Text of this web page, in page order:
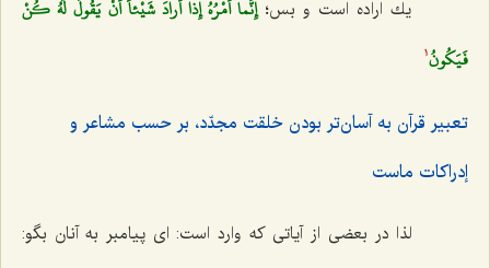
یك اراده است و بس؛ إِنَّما أَمْرُهُ إِذا أَرادَ شَيْئاً أَنْ يَقُولَ لَهُ كُنْ
فَيَكُونُ‌1
تعبیر قرآن به آسان‌تر بودن خلقت مجدّد، بر حسب مشاعر و
إدراكات ماست‌
لذا در بعضى از آیاتى كه وارد است: اى پیامبر به آنان بگو: